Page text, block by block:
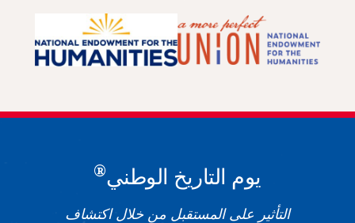
يوم التاريخ الوطني®
التأثير على المستقبل من خلال اكتشاف